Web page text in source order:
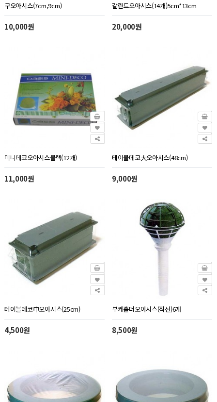
구오아시스(7cm,9cm)
10,000원
갈란드오아시스(14개)5cm*13cm
20,000원
미니데코오아시스블랙(12개)
11,000원
테이블데코大오아시스(48cm)
9,000원
테이블데코中오아시스(25cm)
4,500원
부케홀더오아시스(직선)6개
8,500원